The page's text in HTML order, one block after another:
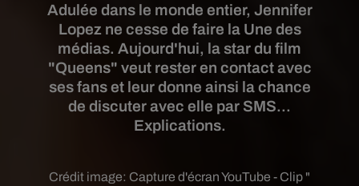
Adulée dans le monde entier, Jennifer
Lopez ne cesse de faire la Une des
médias. Aujourd'hui, la star du film
"Queens" veut rester en contact avec
ses fans et leur donne ainsi la chance
de discuter avec elle par SMS...
Explications.
Crédit image: Capture d'écran YouTube - Clip "